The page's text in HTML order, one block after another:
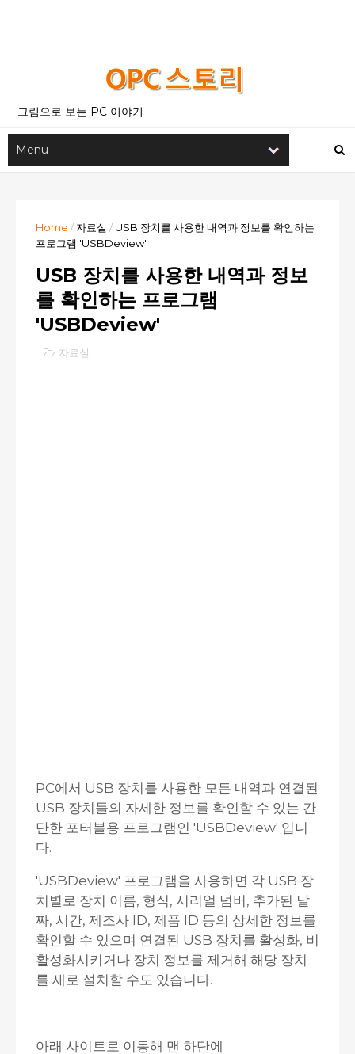
그림으로 보는 PC 이야기
Home /자료실 / USB 장치를 사용한 내역과 정보를 확인하는
프로그램 'USBDeview'
USB 장치를 사용한 내역과 정보
를 확인하는 프로그램
'USBDeview'
자료실
PC에서 USB 장치를 사용한 모든 내역과 연결된
USB 장치들의 자세한 정보를 확인할 수 있는 간
단한 포터블용 프로그램인 'USBDeview' 입니
다.
'USBDeview' 프로그램을 사용하면 각 USB 장
치별로 장치 이름, 형식, 시리얼 넘버, 추가된 날
짜, 시간, 제조사 ID, 제품 ID 등의 상세한 정보를
확인할 수 있으며 연결된 USB 장치를 활성화, 비
활성화시키거나 장치 정보를 제거해 해당 장치
를 새로 설치할 수도 있습니다.
아래 사이트로 이동해 맨 하단에